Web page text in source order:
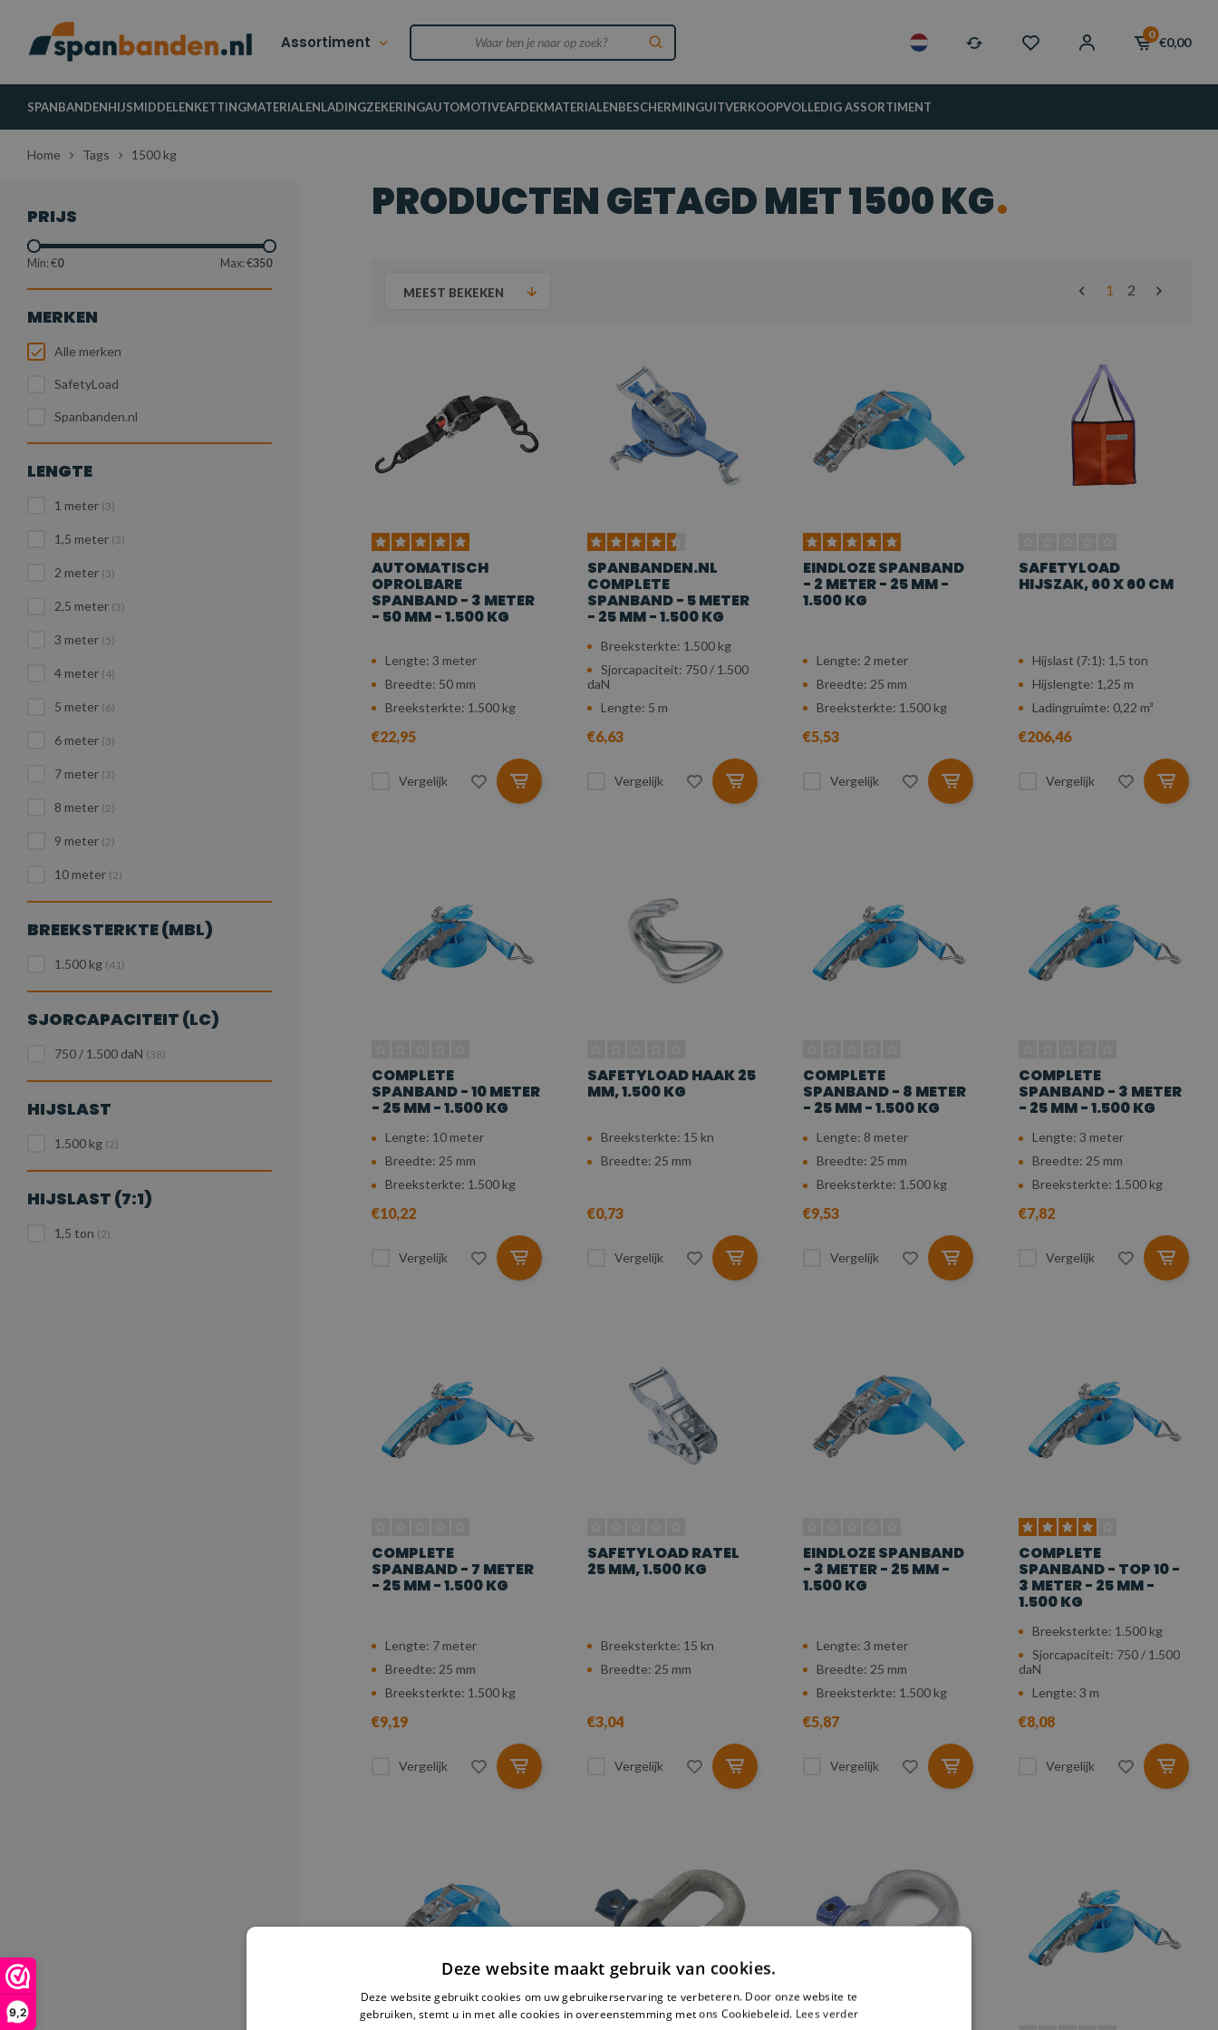
9,2
Assortiment 0
€0,00
SPANBANDENHIJSMIDDELENKETTINGMATERIALENLADINGZEKERINGAUTOMOTIVEAFDEKMATERIALENBESCHERMINGUITVERKOOPVOLLEDIG ASSORTIMENT
Home Tags 1500 kg
PRIJS
Min: €0 Max: €350
MERKEN
Alle merken
SafetyLoad
Spanbanden.nl
LENGTE
1 meter (3)
1,5 meter (3)
2 meter (3)
2,5 meter (3)
3 meter (5)
4 meter (4)
5 meter (6)
6 meter (3)
7 meter (3)
8 meter (2)
9 meter (2)
10 meter (2)
BREEKSTERKTE (MBL)
1.500 kg (41)
SJORCAPACITEIT (LC)
750 / 1.500 daN (38)
HIJSLAST
1.500 kg (2)
HIJSLAST (7:1)
1,5 ton (2)
PRODUCTEN GETAGD MET 1500 KG
MEEST BEKEKEN 1 2
AUTOMATISCH
OPROLBARE
SPANBAND - 3 METER
- 50 MM - 1.500 KG
Lengte: 3 meter
Breedte: 50 mm
Breeksterkte: 1.500 kg
€22,95
Vergelijk
SPANBANDEN.NL
COMPLETE
SPANBAND - 5 METER
- 25 MM - 1.500 KG
Breeksterkte: 1.500 kg
Sjorcapaciteit: 750 / 1.500
daN
Lengte: 5 m
€6,63
Vergelijk
EINDLOZE SPANBAND
- 2 METER - 25 MM -
1.500 KG
Lengte: 2 meter
Breedte: 25 mm
Breeksterkte: 1.500 kg
€5,53
Vergelijk
SAFETYLOAD
HIJSZAK, 60 X 60 CM
Hijslast (7:1): 1,5 ton
Hijslengte: 1,25 m
Ladingruimte: 0,22 m³
€206,46
Vergelijk
COMPLETE
SPANBAND - 10 METER
- 25 MM - 1.500 KG
Lengte: 10 meter
Breedte: 25 mm
Breeksterkte: 1.500 kg
€10,22
Vergelijk
SAFETYLOAD HAAK 25
MM, 1.500 KG
Breeksterkte: 15 kn
Breedte: 25 mm
€0,73
Vergelijk
COMPLETE
SPANBAND - 8 METER
- 25 MM - 1.500 KG
Lengte: 8 meter
Breedte: 25 mm
Breeksterkte: 1.500 kg
€9,53
Vergelijk
COMPLETE
SPANBAND - 3 METER
- 25 MM - 1.500 KG
Lengte: 3 meter
Breedte: 25 mm
Breeksterkte: 1.500 kg
€7,82
Vergelijk
COMPLETE
SPANBAND - 7 METER
- 25 MM - 1.500 KG
Lengte: 7 meter
Breedte: 25 mm
Breeksterkte: 1.500 kg
€9,19
Vergelijk
SAFETYLOAD RATEL
25 MM, 1.500 KG
Breeksterkte: 15 kn
Breedte: 25 mm
€3,04
Vergelijk
EINDLOZE SPANBAND
- 3 METER - 25 MM -
1.500 KG
Lengte: 3 meter
Breedte: 25 mm
Breeksterkte: 1.500 kg
€5,87
Vergelijk
COMPLETE
SPANBAND - TOP 10 -
3 METER - 25 MM -
1.500 KG
Breeksterkte: 1.500 kg
Sjorcapaciteit: 750 / 1.500
daN
Lengte: 3 m
€8,08
Vergelijk
Deze website maakt gebruik van cookies.
Deze website gebruikt cookies om uw gebruikerservaring te verbeteren. Door onze website te
gebruiken, stemt u in met alle cookies in overeenstemming met ons Cookiebeleid. Lees verder